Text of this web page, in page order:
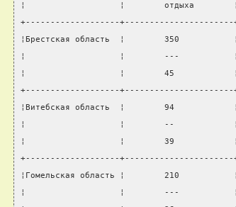
¦                   ¦        отдыха
+-------------------
¦Брестская область  ¦        350
¦                   ¦        ---
¦                   ¦        45            ¦
+-------------------
¦Витебская область  ¦        94
¦                   ¦        --
¦                   ¦        39            ¦
+-------------------
¦Гомельская область ¦        210
¦                   ¦        ---